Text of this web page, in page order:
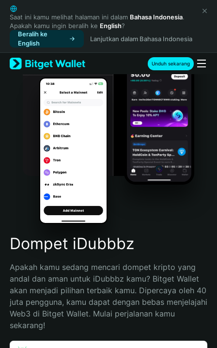
English
日本語
Tiếng Việt
Русский
Español (Latinoamérica)
Türkçe
Italiano
Português (Portugal)
Bahasa Indonesia
Português (Brasil)
Español (Argentina)
Saat ini kamu melihat halaman ini dalam Bahasa Indonesia.
Apakah kamu ingin beralih ke English?
Beralih ke
English
Lanjutkan dalam Bahasa Indonesia
Unduh sekarang
Dompet iDubbbz
Apakah kamu sedang mencari dompet kripto yang
andal dan aman untuk iDubbbz kamu? Bitget Wallet
akan menjadi pilihan terbaik kamu. Dipercaya oleh 40
juta pengguna, kamu dapat dengan bebas menjelajahi
Web3 di Bitget Wallet. Mulai perjalanan kamu
sekarang!